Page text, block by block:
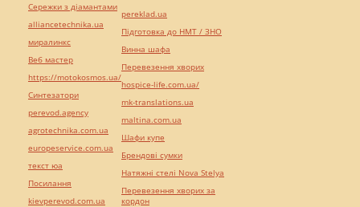
Сережки з діамантами
alliancetechnika.ua
миралинкс
Веб мастер
https://motokosmos.ua/
Синтезатори
perevod.agency
agrotechnika.com.ua
europeservice.com.ua
текст юа
Посилання
kievperevod.com.ua
pereklad.ua
Підготовка до НМТ / ЗНО
Винна шафа
Перевезення хворих
hospice-life.com.ua/
mk-translations.ua
maltina.com.ua
Шафи купе
Брендові сумки
Натяжні стелі Nova Stelya
Перевезення хворих за
кордон